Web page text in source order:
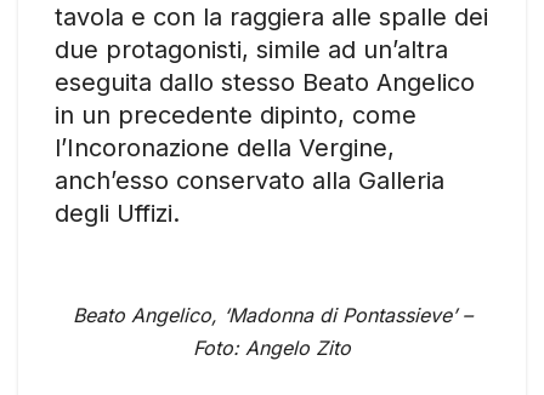
tavola e con la raggiera alle spalle dei
due protagonisti, simile ad un’altra
eseguita dallo stesso Beato Angelico
in un precedente dipinto, come
l’Incoronazione della Vergine,
anch’esso conservato alla Galleria
degli Uffizi.
Beato Angelico, ‘Madonna di Pontassieve’ –
Foto: Angelo Zito